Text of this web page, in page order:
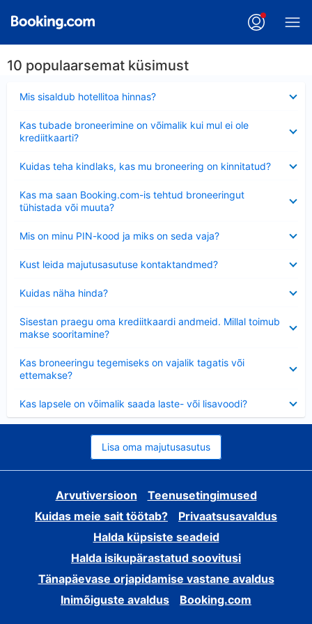
10 populaarsemat küsimust
Mis sisaldub hotellitoa hinnas?
Kas tubade broneerimine on võimalik kui mul ei ole
krediitkaarti?
Kuidas teha kindlaks, kas mu broneering on kinnitatud?
Kas ma saan Booking.com-is tehtud broneeringut
tühistada või muuta?
Mis on minu PIN-kood ja miks on seda vaja?
Kust leida majutusasutuse kontaktandmed?
Kuidas näha hinda?
Sisestan praegu oma krediitkaardi andmeid. Millal toimub
makse sooritamine?
Kas broneeringu tegemiseks on vajalik tagatis või
ettemakse?
Kas lapsele on võimalik saada laste- või lisavoodi?
Lisa oma majutusasutus
Arvutiversioon
Teenusetingimused
Kuidas meie sait töötab?
Privaatsusavaldus
Halda küpsiste seadeid
Halda isikupärastatud soovitusi
Tänapäevase orjapidamise vastane avaldus
Inimõiguste avaldus
Booking.com